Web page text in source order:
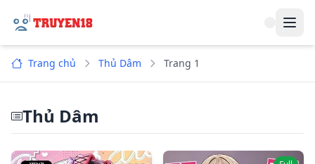
Trang chủ Thủ Dâm Trang 1
Thủ Dâm